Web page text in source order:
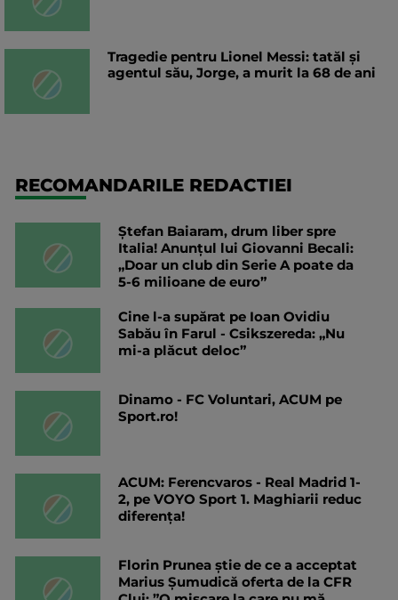
Tragedie pentru Lionel Messi: tatăl și
agentul său, Jorge, a murit la 68 de ani
RECOMANDARILE REDACTIEI
Ștefan Baiaram, drum liber spre
Italia! Anunțul lui Giovanni Becali:
„Doar un club din Serie A poate da
5-6 milioane de euro”
Cine l-a supărat pe Ioan Ovidiu
Sabău în Farul - Csikszereda: „Nu
mi-a plăcut deloc”
Dinamo - FC Voluntari, ACUM pe
Sport.ro!
ACUM: Ferencvaros - Real Madrid 1-
2, pe VOYO Sport 1. Maghiarii reduc
diferența!
Florin Prunea știe de ce a acceptat
Marius Șumudică oferta de la CFR